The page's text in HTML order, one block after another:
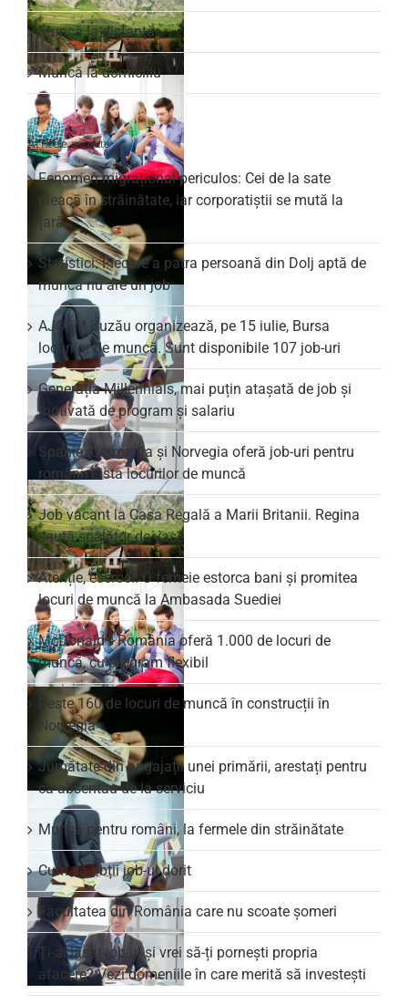
Muncă la distanță
Muncă la domiciliu
Articole recente
Fenomen migrațional periculos: Cei de la sate
pleacă în străinătate, iar corporatiștii se mută la
țară
Statistici: Fiecare a patra persoană din Dolj aptă de
muncă nu are un job
AJOFM Buzău organizează, pe 15 iulie, Bursa
locurilor de muncă. Sunt disponibile 107 job-uri
Generația Millennials, mai puțin atașată de job și
motivată de program și salariu
Spania, Germania și Norvegia oferă job-uri pentru
români. Lista locurilor de muncă
Job vacant la Casa Regală a Marii Britanii. Regina
caută spălător de vase
Atenție, escroci! O femeie estorca bani și promitea
locuri de muncă la Ambasada Suediei
McDonald’s România oferă 1.000 de locuri de
muncă, cu program flexibil
Peste 160 de locuri de muncă în construcții în
Norvegia
Jumătate din angajații unei primării, arestați pentru
că absentau de la serviciu
Muncă pentru români, la fermele din străinătate
Cum să obții job-ul dorit
Facultatea din România care nu scoate şomeri
Ți-ai lăsat job-ul și vrei să-ți pornești propria
afacere? Vezi domeniile în care merită să investești